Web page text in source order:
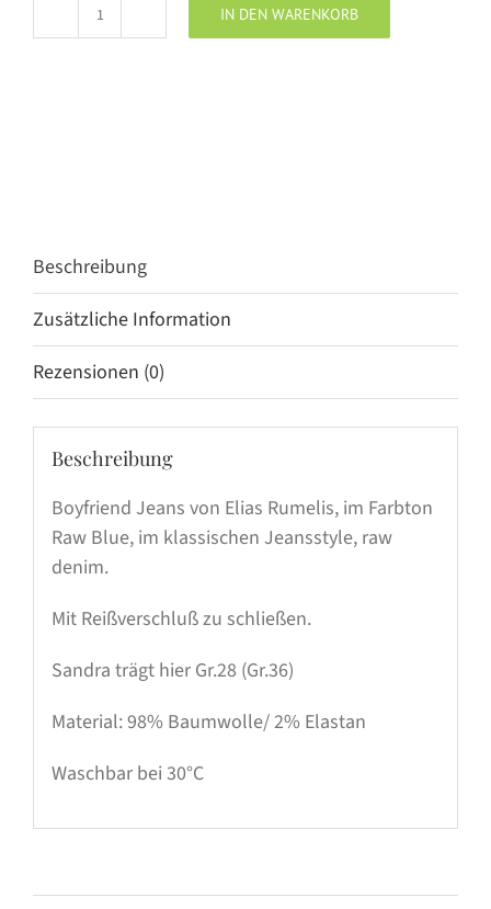
ELIAS
IN DEN WARENKORB
Beschreibung
Zusätzliche Information
Rezensionen (0)
Beschreibung
Boyfriend Jeans von Elias Rumelis, im Farbton
Raw Blue, im klassischen Jeansstyle, raw
denim.
Mit Reißverschluß zu schließen.
Sandra trägt hier Gr.28 (Gr.36)
Material: 98% Baumwolle/ 2% Elastan
Waschbar bei 30°C